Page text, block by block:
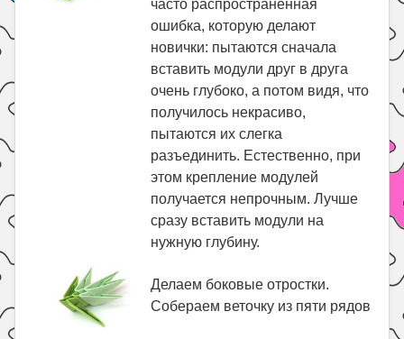
часто распространенная
ошибка, которую делают
новички: пытаются сначала
вставить модули друг в друга
очень глубоко, а потом видя, что
получилось некрасиво,
пытаются их слегка
разъединить. Естественно, при
этом крепление модулей
получается непрочным. Лучше
сразу вставить модули на
нужную глубину.
Делаем боковые отростки.
Собераем веточку из пяти рядов